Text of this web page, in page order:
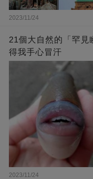
2023/11/24
21個大自然的「罕見
得我手心冒汗
2023/11/24